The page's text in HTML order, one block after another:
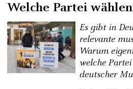
Welche Partei
Es gibt in
relevante
Warum
welche
deutscher